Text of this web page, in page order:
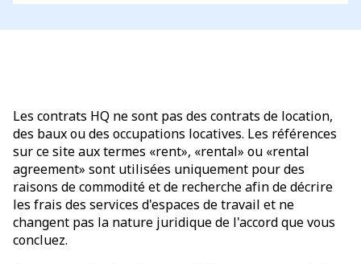
Les contrats HQ ne sont pas des contrats de location,
des baux ou des occupations locatives. Les références
sur ce site aux termes «rent», «rental» ou «rental
agreement» sont utilisées uniquement pour des
raisons de commodité et de recherche afin de décrire
les frais des services d'espaces de travail et ne
changent pas la nature juridique de l'accord que vous
concluez.